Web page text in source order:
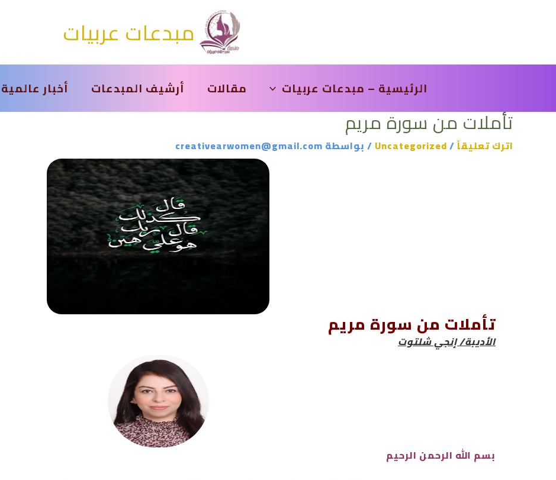
مبدعات عربيات
الرئيسية – مبدعات عربيات مقالات أرشيف المبدعات أخبار عالمية
تأملات من سورة مريم
اترك تعليقاً/
Uncategorized / بواسطة creativearwomen@gmail.com
تأملات من سورة مريم
الأديبة/إنجي شلتوت
بسم الله الرحمن الرحيم